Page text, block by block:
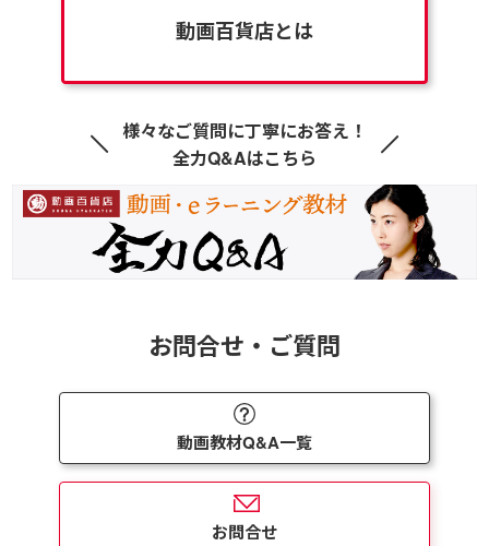
動画百貨店とは
様々なご質問に丁寧にお答え！
全力Q&Aはこちら
お問合せ・ご質問
動画教材Q&A一覧
お問合せ